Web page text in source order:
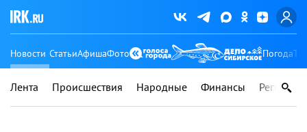
Новости СтатьиАфишаФото Погода
Лента Происшествия Народные Финансы Регионы